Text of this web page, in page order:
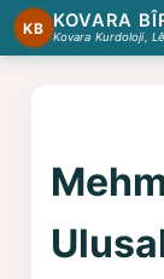
KB KOVARA
Kovara Kurdoloji,